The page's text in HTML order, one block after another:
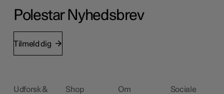
Polestar Nyhedsbrev
Tilmeld dig
Udforsk &
Shop Om
Sociale